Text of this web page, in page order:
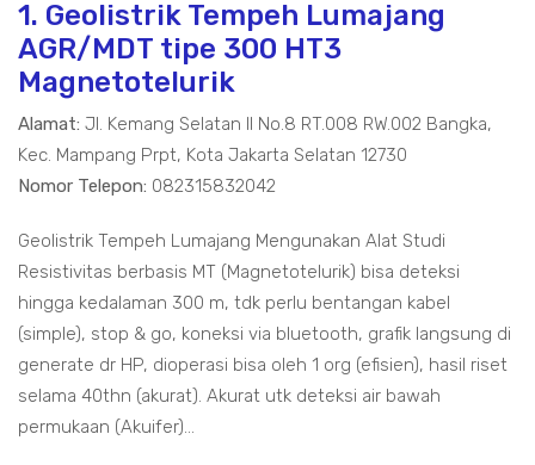
1. Geolistrik Tempeh Lumajang
AGR/MDT tipe 300 HT3
Magnetotelurik
Alamat: Jl. Kemang Selatan II No.8 RT.008 RW.002 Bangka,
Kec. Mampang Prpt, Kota Jakarta Selatan 12730
Nomor Telepon: 082315832042
Geolistrik Tempeh Lumajang Mengunakan Alat Studi
Resistivitas berbasis MT (Magnetotelurik) bisa deteksi
hingga kedalaman 300 m, tdk perlu bentangan kabel
(simple), stop & go, koneksi via bluetooth, grafik langsung di
generate dr HP, dioperasi bisa oleh 1 org (efisien), hasil riset
selama 40thn (akurat). Akurat utk deteksi air bawah
permukaan (Akuifer)...